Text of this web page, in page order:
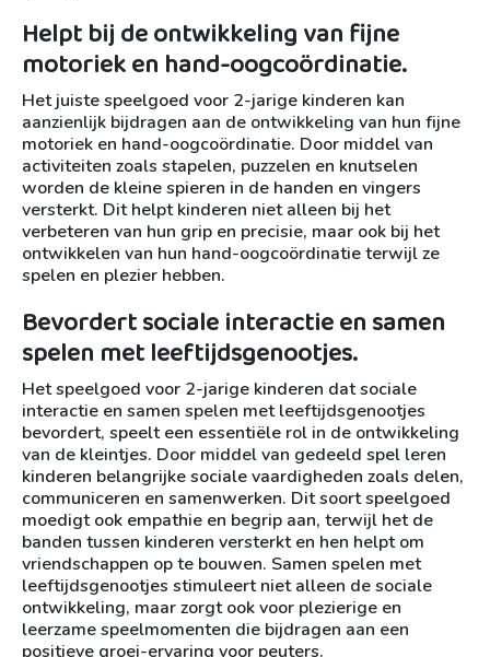
Helpt bij de ontwikkeling van fijne
motoriek en hand-oogcoördinatie.
Het juiste speelgoed voor 2-jarige kinderen kan
aanzienlijk bijdragen aan de ontwikkeling van hun fijne
motoriek en hand-oogcoördinatie. Door middel van
activiteiten zoals stapelen, puzzelen en knutselen
worden de kleine spieren in de handen en vingers
versterkt. Dit helpt kinderen niet alleen bij het
verbeteren van hun grip en precisie, maar ook bij het
ontwikkelen van hun hand-oogcoördinatie terwijl ze
spelen en plezier hebben.
Bevordert sociale interactie en samen
spelen met leeftijdsgenootjes.
Het speelgoed voor 2-jarige kinderen dat sociale
interactie en samen spelen met leeftijdsgenootjes
bevordert, speelt een essentiële rol in de ontwikkeling
van de kleintjes. Door middel van gedeeld spel leren
kinderen belangrijke sociale vaardigheden zoals delen,
communiceren en samenwerken. Dit soort speelgoed
moedigt ook empathie en begrip aan, terwijl het de
banden tussen kinderen versterkt en hen helpt om
vriendschappen op te bouwen. Samen spelen met
leeftijdsgenootjes stimuleert niet alleen de sociale
ontwikkeling, maar zorgt ook voor plezierige en
leerzame speelmomenten die bijdragen aan een
positieve groei-ervaring voor peuters.